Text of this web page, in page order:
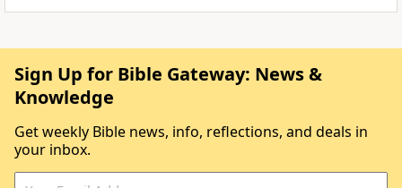
Sign Up for Bible Gateway: News &
Knowledge
Get weekly Bible news, info, reflections, and deals in
your inbox.